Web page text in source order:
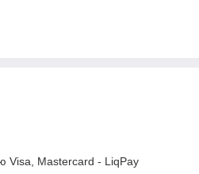
Visa, Mastercard - LiqPay